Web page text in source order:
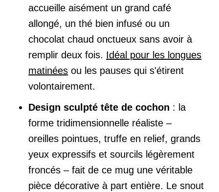
accueille aisément un grand café
allongé, un thé bien infusé ou un
chocolat chaud onctueux sans avoir à
remplir deux fois. Idéal pour les longues
matinées ou les pauses qui s'étirent
volontairement.
Design sculpté tête de cochon : la
forme tridimensionnelle réaliste –
oreilles pointues, truffe en relief, grands
yeux expressifs et sourcils légèrement
froncés – fait de ce mug une véritable
pièce décorative à part entière. Le snout